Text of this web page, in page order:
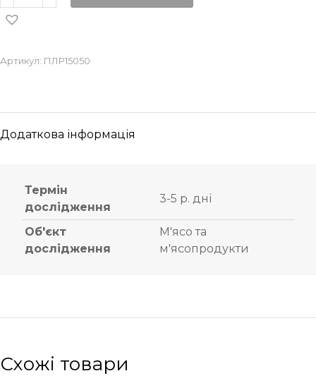
Артикул: ПЛР15050
Додаткова інформація
Термін
дослідження
3-5 р. дні
Об'єкт
дослідження
М'ясо та
м'ясопродукти
Схожі товари